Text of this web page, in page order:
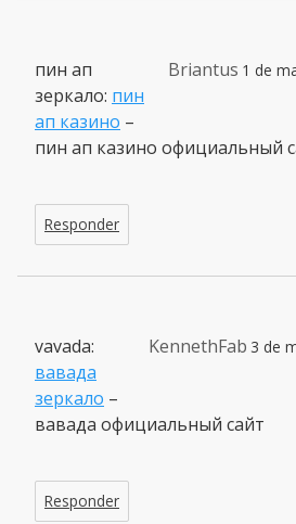
Briantus 1 de
пин ап
зеркало: пин
ап казино –
пин ап казино официальный
Responder
KennethFab 3 de
vavada:
вавада
зеркало –
вавада официальный сайт
Responder